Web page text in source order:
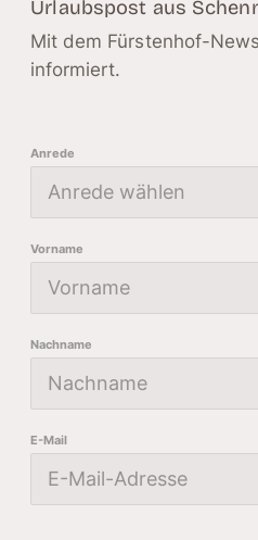
Urlaubspost aus
Mit dem Fürstenhof-
informiert.
Anrede
Vorname
Nachname
E-Mail